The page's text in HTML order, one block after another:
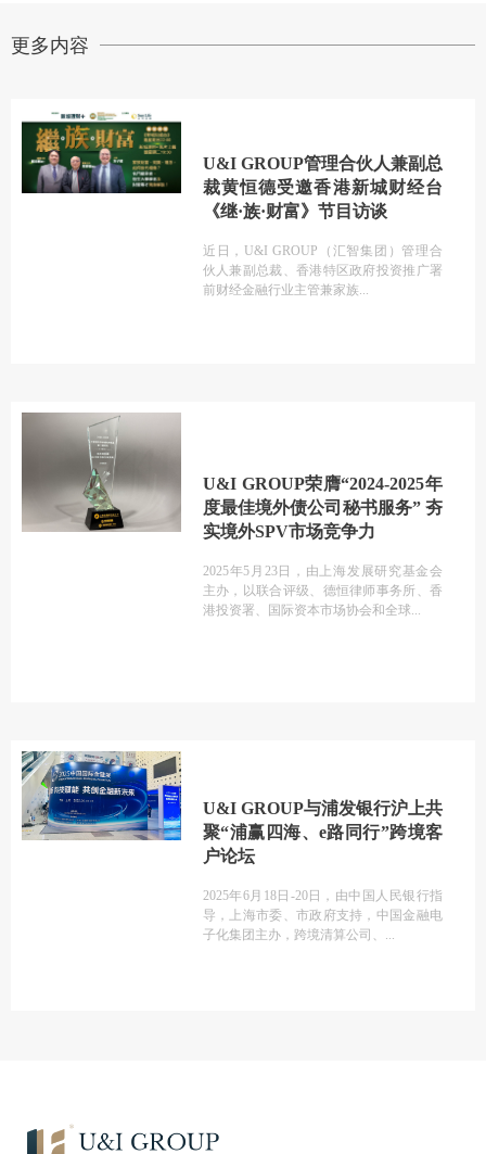
更多内容
U&I GROUP管理合伙人兼副总
裁黄恒德受邀香港新城财经台
《继·族·财富》节目访谈
近日，U&I GROUP（汇智集团）管理合
伙人兼副总裁、香港特区政府投资推广署
前财经金融行业主管兼家族
U&I GROUP荣膺“2024-2025年
度最佳境外债公司秘书服务” 夯
实境外SPV市场竞争力
2025年5月23日，由上海发展研究基金会
主办，以联合评级、德恒律师事务所、香
港投资署、国际资本市场协会和全球
U&I GROUP与浦发银行沪上共
聚“浦赢四海、e路同行”跨境客
户论坛
2025年6月18日-20日，由中国人民银行指
导，上海市委、市政府支持，中国金融电
子化集团主办，跨境清算公司、